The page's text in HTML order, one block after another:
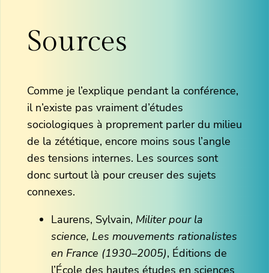
Sources
Comme je l’explique pendant la conférence,
il n’existe pas vraiment d’études
sociologiques à proprement parler du milieu
de la zététique, encore moins sous l’angle
des tensions internes. Les sources sont
donc surtout là pour creuser des sujets
connexes.
Laurens, Sylvain, Militer pour la
science, Les mouvements rationalistes
en France (1930–2005), Éditions de